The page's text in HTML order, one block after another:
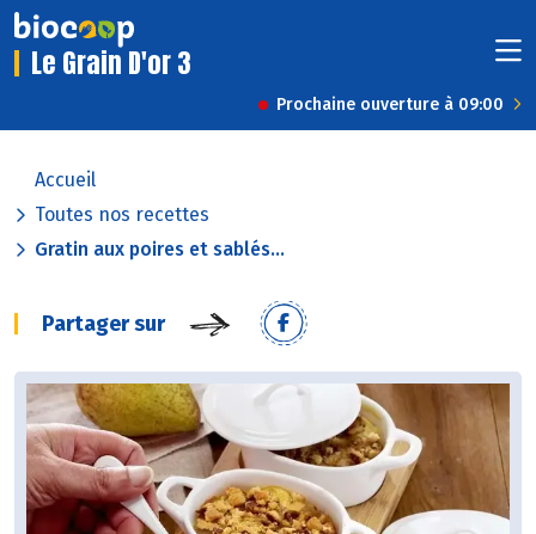
Le Grain D'or 3
Prochaine ouverture à 09:00
Accueil
Toutes nos recettes
Gratin aux poires et sablés...
Partager sur